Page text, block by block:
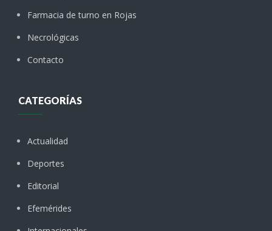
Farmacia de turno en Rojas
Necrológicas
Contacto
CATEGORÍAS
Actualidad
Deportes
Editorial
Efemérides